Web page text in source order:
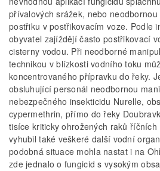
přívalových srážek, nebo
postřiku v postřikovacím voze. Podle
obyvatel zajíždějí často postřikovací
cisterny vodou. Při neodborné
technikou v blízkosti vodního toku
koncentrovaného přípravku do řeky.
obsluhující personál neodbornou
nebezpečného insekticidu Nurelle,
cypermethrin, přímo do řeky
tisíce kriticky ohrožených raků říčních
vyhubil také veškeré další vodní
podobná situace mohla nastat i na
zde jednalo o fungicid s vysokým